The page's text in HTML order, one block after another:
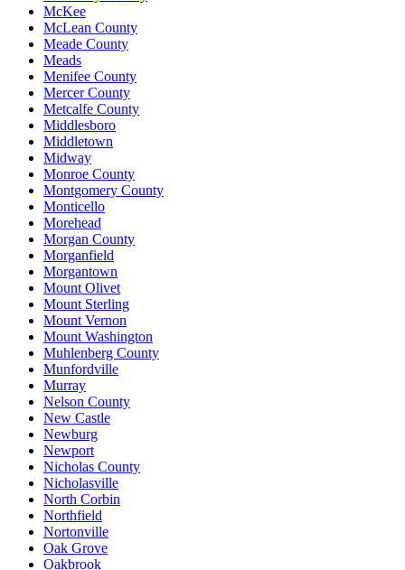
McKee
McLean County
Meade County
Meads
Menifee County
Mercer County
Metcalfe County
Middlesboro
Middletown
Midway
Monroe County
Montgomery County
Monticello
Morehead
Morgan County
Morganfield
Morgantown
Mount Olivet
Mount Sterling
Mount Vernon
Mount Washington
Muhlenberg County
Munfordville
Murray
Nelson County
New Castle
Newburg
Newport
Nicholas County
Nicholasville
North Corbin
Northfield
Nortonville
Oak Grove
Oakbrook